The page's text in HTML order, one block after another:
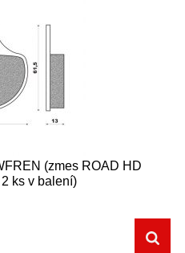
(zmes ROAD HD
ks v balení)